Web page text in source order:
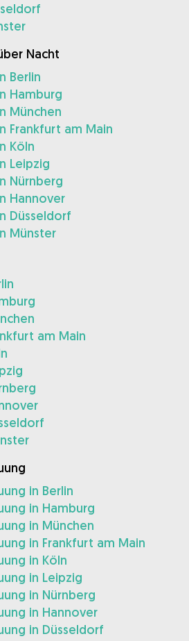
Nacht
Berlin
Hamburg
München
Frankfurt am Main
Köln
Leipzig
Nürnberg
Hannover
Düsseldorf
Münster
am Main
in Berlin
in Hamburg
in München
in Frankfurt am Main
in Köln
in Leipzig
in Nürnberg
in Hannover
in Düsseldorf